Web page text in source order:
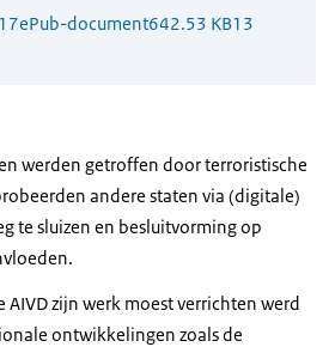
ePub-document642.53 KB13
werden getroffen door terroristische
andere staten via (digitale)
te sluizen en besluitvorming op
AIVD zijn werk moest verrichten werd
ontwikkelingen zoals de